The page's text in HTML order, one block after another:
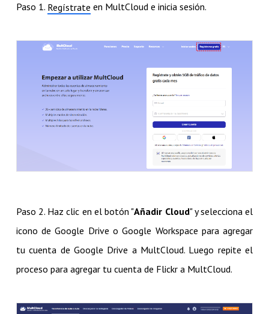
Paso 1. Regístrate en MultCloud e inicia sesión.
Paso 2. Haz clic en el botón "Añadir Cloud" y selecciona el
icono de Google Drive o Google Workspace para agregar
tu cuenta de Google Drive a MultCloud. Luego repite el
proceso para agregar tu cuenta de Flickr a MultCloud.